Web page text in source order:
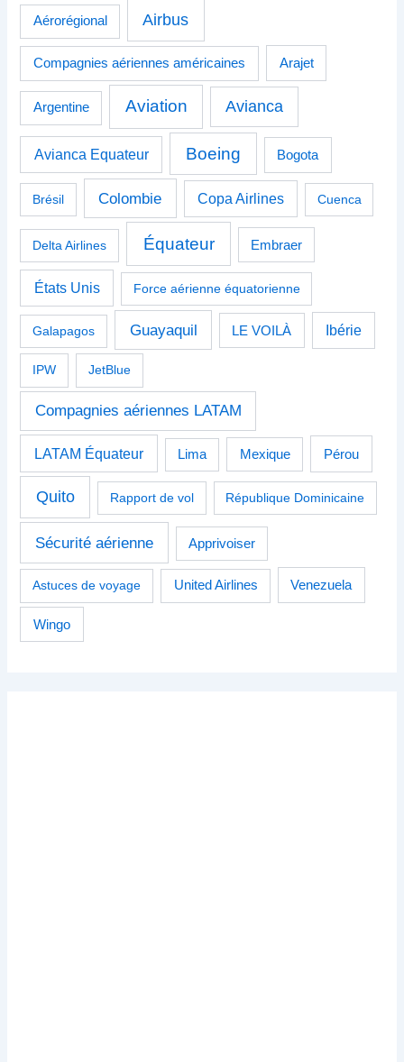
Aérorégional Airbus
Compagnies aériennes américaines Arajet
Argentine Aviation Avianca
Avianca Equateur Boeing Bogota
Brésil Colombie Copa Airlines Cuenca
Delta Airlines Équateur Embraer
États Unis Force aérienne équatorienne
Galapagos Guayaquil LE VOILÀ Ibérie
IPW JetBlue
Compagnies aériennes LATAM
LATAM Équateur Lima Mexique Pérou
Quito Rapport de vol République Dominicaine
Sécurité aérienne Apprivoiser
Astuces de voyage United Airlines Venezuela
Wingo